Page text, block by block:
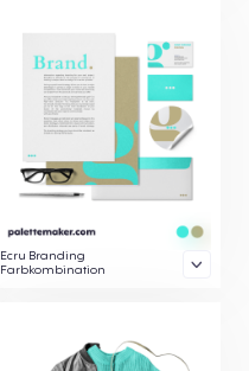
Ecru Branding
Farbkombination